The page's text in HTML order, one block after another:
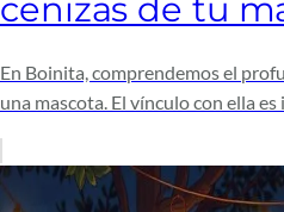
cenizas de tu
En Boinita, comprendemos el
una mascota. El vínculo con ella